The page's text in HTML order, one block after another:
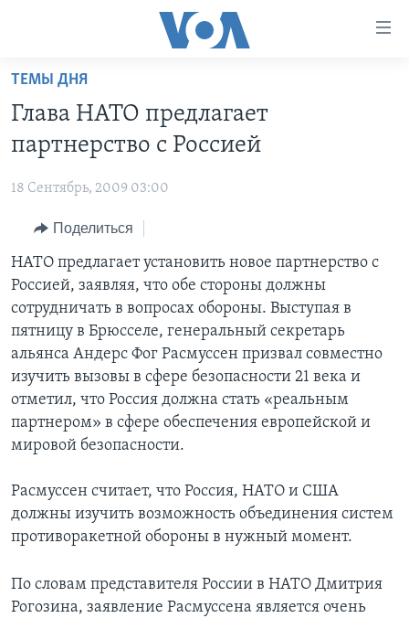
Перейти
основной
контент
Перейти
навигации
Перейти
поиск
НОВОСТИ ЗА МИНУТУ
ИТОГИ
ПОЧЕМУ ЭТО ВАЖНО?
ДИСКУССИЯ VOA
ДЕТАЛИ
НЬЮ-ЙОРК NEW YORK
АМЕРИКА. БОЛЬШОЕ ПУТЕШЕСТВИЕ
ПРОЕКТЫ
УЧИМ АНГЛИЙСКИЙ
НАША АМЕРИКАНСКАЯ ИСТОРИЯ
А КАК В АМЕРИКЕ?
АРТЕФАКТЫ
АМЕРИКАНСКИЕ ГОРОДКИ
ТЕСТЫ
ЭКСПЕРТИЗА
ИНТЕРВЬЮ
ФАКТЫ ПРОТИВ ФЕЙКОВ
ЗА СВОБОДУ ПРЕССЫ
УЧИМ АНГЛИЙСКИЙ
ВИДЕО
ПОДПИСКА НА НОВОСТИ
Learning English
СОЦИАЛЬНЫЕ СЕТИ
Языки
ТЕМЫ ДНЯ
Глава НАТО предлагает
партнерство с Россией
18 Сентябрь, 2009 03:00
Поделиться
НАТО предлагает установить новое партнерство с
Россией, заявляя, что обе стороны должны
сотрудничать в вопросах обороны. Выступая в
пятницу в Брюсселе, генеральный секретарь
альянса Андерс Фог Расмуссен призвал совместно
изучить вызовы в сфере безопасности 21 века и
отметил, что Россия должна стать «реальным
партнером» в сфере обеспечения европейской и
мировой безопасности.
Расмуссен считает, что Россия, НАТО и США
должны изучить возможность объединения систем
противоракетной обороны в нужный момент.
По словам представителя России в НАТО Дмитрия
Рогозина, заявление Расмуссена является очень